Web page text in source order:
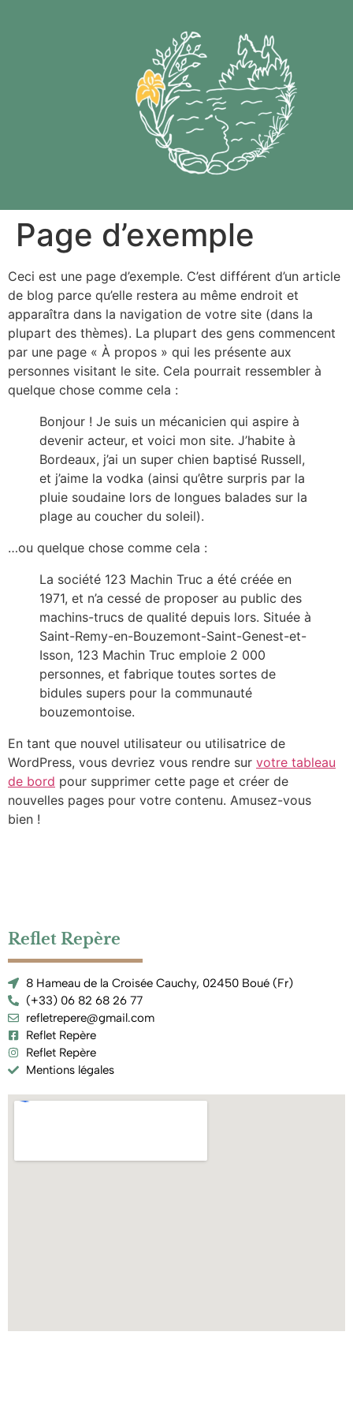
Page d’exemple
Ceci est une page d’exemple. C’est différent d’un article
de blog parce qu’elle restera au même endroit et
apparaîtra dans la navigation de votre site (dans la
plupart des thèmes). La plupart des gens commencent
par une page « À propos » qui les présente aux
personnes visitant le site. Cela pourrait ressembler à
quelque chose comme cela :
Bonjour ! Je suis un mécanicien qui aspire à
devenir acteur, et voici mon site. J’habite à
Bordeaux, j’ai un super chien baptisé Russell,
et j’aime la vodka (ainsi qu’être surpris par la
pluie soudaine lors de longues balades sur la
plage au coucher du soleil).
…ou quelque chose comme cela :
La société 123 Machin Truc a été créée en
1971, et n’a cessé de proposer au public des
machins-trucs de qualité depuis lors. Située à
Saint-Remy-en-Bouzemont-Saint-Genest-et-
Isson, 123 Machin Truc emploie 2 000
personnes, et fabrique toutes sortes de
bidules supers pour la communauté
bouzemontoise.
En tant que nouvel utilisateur ou utilisatrice de
WordPress, vous devriez vous rendre sur votre tableau
de bord pour supprimer cette page et créer de
nouvelles pages pour votre contenu. Amusez-vous
bien !
Reflet Repère
8 Hameau de la Croisée Cauchy, 02450 Boué (Fr)
(+33) 06 82 68 26 77
refletrepere@gmail.com
Reflet Repère
Reflet Repère
Mentions légales